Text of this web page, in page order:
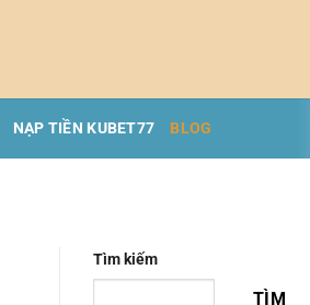
NẠP TIỀN KUBET77 BLOG
Tìm kiếm
TÌM